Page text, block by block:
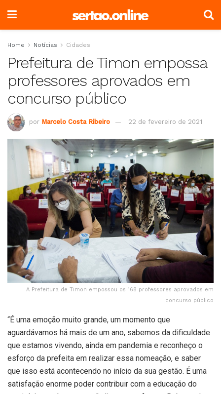
Home Notícias Cidades
Prefeitura de Timon empossa
professores aprovados em
concurso público
por Marcelo Costa Ribeiro 22 de fevereiro de 2021
A Prefeitura de Timon empossou os 168 professores aprovados em
concurso público
“É uma emoção muito grande, um momento que
aguardávamos há mais de um ano, sabemos da dificuldade
que estamos vivendo, ainda em pandemia e reconheço o
esforço da prefeita em realizar essa nomeação, e saber
que isso está acontecendo no início da sua gestão. É uma
satisfação enorme poder contribuir com a educação do